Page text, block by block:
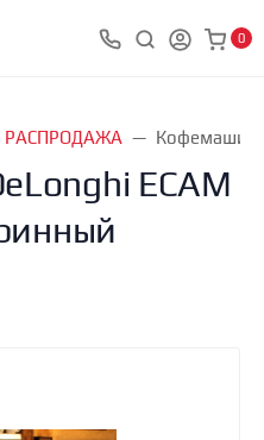
0
РАСПРОДАЖА Кофемашина
ECAM